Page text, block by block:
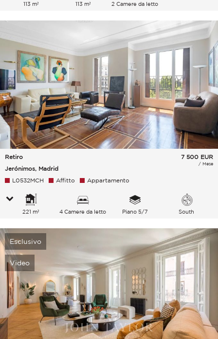
113 m² 113 m² 2 Camere da letto
Retiro
Jerónimos, Madrid
7 500 EUR
/ Mese
L0532MCH Affitto Appartamento
221 m² 4 Camere da letto Piano 5/7 South
Esclusivo
Video